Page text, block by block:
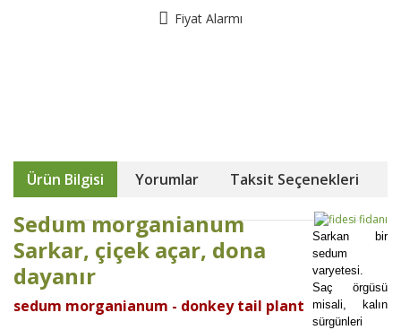
Fiyat Alarmı
Ürün Bilgisi Yorumlar Taksit Seçenekleri
Sedum morganianum
Sarkar, çiçek açar, dona
dayanır
sedum morganianum - donkey tail plant
Sarkan bir
sedum
varyetesi.
Saç örgüsü
misali, kalın
sürgünleri